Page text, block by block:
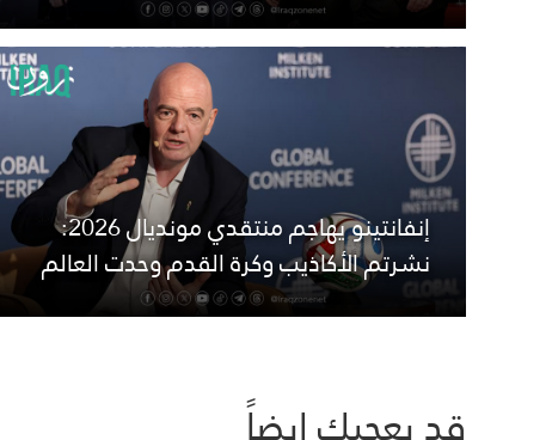
إنفانتينو يهاجم منتقدي مونديال 2026:
نشرتم الأكاذيب وكرة القدم وحدت العالم